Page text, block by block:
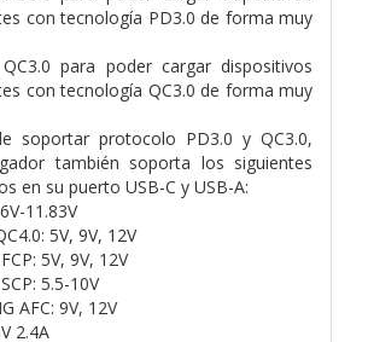
con tecnología PD3.0 de forma muy
para poder cargar dispositivos
con tecnología QC3.0 de forma muy
soportar protocolo PD3.0 y QC3.0,
también soporta los siguientes
en su puerto USB-C y USB-A:
11.83V
5V, 9V, 12V
5V, 9V, 12V
5.5-10V
AFC: 9V, 12V
2.4A